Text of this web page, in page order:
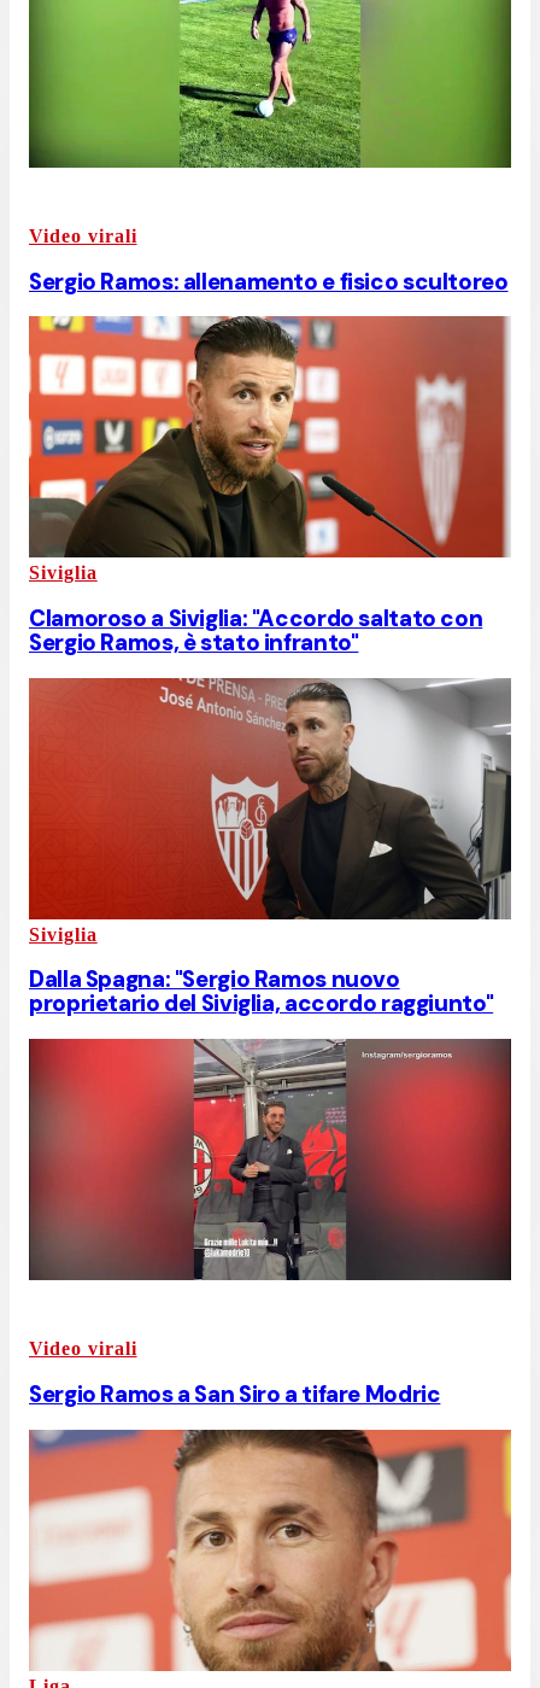
Video virali
Sergio Ramos: allenamento e fisico scultoreo
Siviglia
Clamoroso a Siviglia: "Accordo saltato con
Sergio Ramos, è stato infranto"
Siviglia
Dalla Spagna: "Sergio Ramos nuovo
proprietario del Siviglia, accordo raggiunto"
Video virali
Sergio Ramos a San Siro a tifare Modric